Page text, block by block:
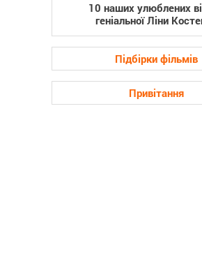
10 наших улюблених
геніальної Ліни
Підбірки фільмів
Привітання